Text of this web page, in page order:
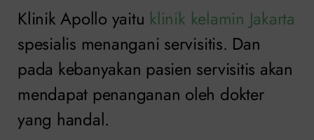
Klinik Apollo yaitu klinik kelamin Jakarta
spesialis menangani servisitis. Dan
pada kebanyakan pasien servisitis akan
mendapat penanganan oleh dokter
yang handal.